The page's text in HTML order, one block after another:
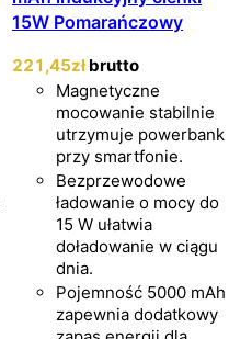
15W Pomarańczowy
221,45zł brutto
Magnetyczne
mocowanie stabilnie
utrzymuje powerbank
przy smartfonie.
Bezprzewodowe
ładowanie o mocy do
15 W ułatwia
doładowanie w ciągu
dnia.
Pojemność 5000 mAh
zapewnia dodatkowy